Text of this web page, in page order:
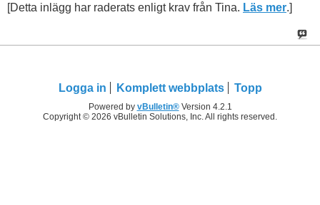
[Detta inlägg har raderats enligt krav från Tina. Läs mer.]
Logga in Komplett webbplats Topp
Powered by vBulletin®Version 4.2.1
Copyright © 2026 vBulletin Solutions, Inc. All rights reserved.